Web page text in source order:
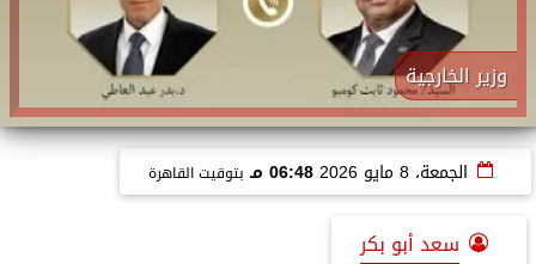
وزير الخارجية
الجمعة، 8 مايو 2026 06:48 مـ بتوقيت القاهرة
سعد أبو بكر